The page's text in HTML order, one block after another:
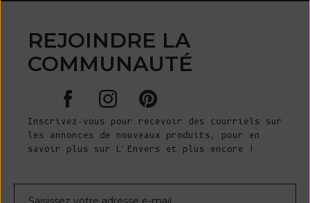
REJOINDRE LA
COMMUNAUTÉ
Inscrivez-vous pour recevoir des courriels sur
les annonces de nouveaux produits, pour en
savoir plus sur L'Envers et plus encore !